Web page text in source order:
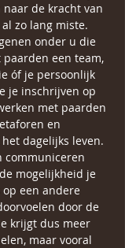
de kracht van
zo lang miste.
onder u die
een team,
óf je persoonlijk
je inschrijven op
met paarden
en
dagelijks leven.
communiceren
mogelijkheid je
een andere
door de
krijgt dus meer
maar vooral